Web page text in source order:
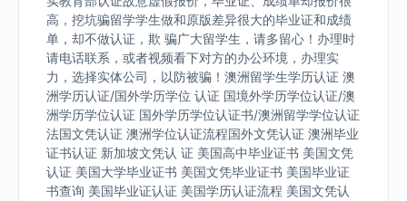
高，挖坑骗留学学生做和原版差异很大的毕业证和成绩
单，却不做认证，欺 骗广大留学生，请多留心！办理时
请电话联系，或者视频看下对方的办公环境，办理实
力，选择实体公司，以防被骗！澳洲留学生学历认证 澳
洲学历认证/国外学历学位 认证 国境外学历学位认证/澳
洲学历学位认证 国外学历学位认证书/澳洲留学学位认证
法国文凭认证 澳洲学位认证流程国外文凭认证 澳洲毕业
证书认证 新加坡文凭认 证 美国高中毕业证书 美国文凭
认证 美国大学毕业证书 美国文凭毕业证书 美国毕业证
书查询 美国毕业证认证 美国学历认证流程 美国文凭认